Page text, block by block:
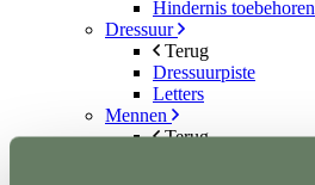
Hindernis toebehoren
Dressuur
Terug
Dressuurpiste
Letters
Mennen
Terug